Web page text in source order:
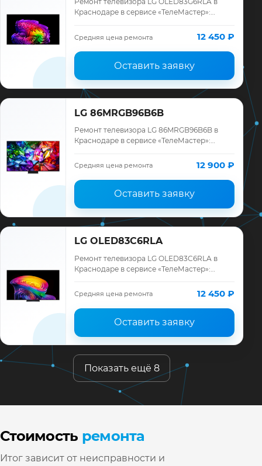
Краснодаре в сервисе «ТелеМастер»:
запчасти и гарантия до 12 месяцев.
Средняя цена ремонта 12 450 ₽
Оставить заявку
LG 86MRGB96B6B
Ремонт телевизора LG 86MRGB96B6B в
Краснодаре в сервисе «ТелеМастер»:
запчасти и гарантия до 12 месяцев.
Средняя цена ремонта 12 900 ₽
Оставить заявку
LG OLED83C6RLA
Ремонт телевизора LG OLED83C6RLA в
Краснодаре в сервисе «ТелеМастер»:
запчасти и гарантия до 12 месяцев.
Средняя цена ремонта 12 450 ₽
Оставить заявку
Показать ещё 8
Стоимость ремонта
Итог зависит от неисправности и